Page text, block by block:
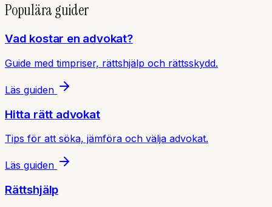
Populära guider
Vad kostar en advokat?
Guide med timpriser, rättshjälp och rättsskydd.
Läs guiden
Hitta rätt advokat
Tips för att söka, jämföra och välja advokat.
Läs guiden
Rättshjälp